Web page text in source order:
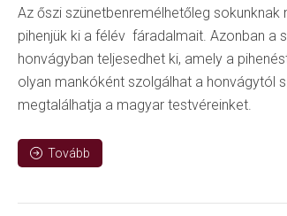
Az őszi szünetbenremélhetőleg
pihenjük ki a félév fáradalmait. Azonban
honvágyban teljesedhet ki, amely a
olyan mankóként szolgálhat a honvágytól
megtalálhatja a magyar testvéreinket.
Tovább